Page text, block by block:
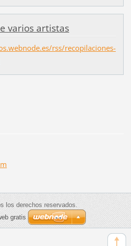
varios artistas
rss/recopilaciones-
los derechos reservados.
gratis